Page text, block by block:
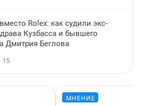
Rolex: как судили экс-
Кузбасса и бывшего
Дмитрия Беглова
15
МНЕНИЕ